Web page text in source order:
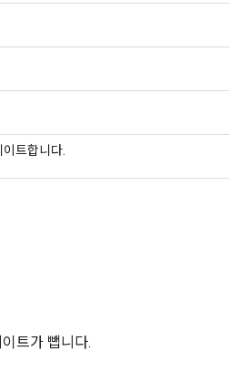
트합니다.
트가 뺍니다.